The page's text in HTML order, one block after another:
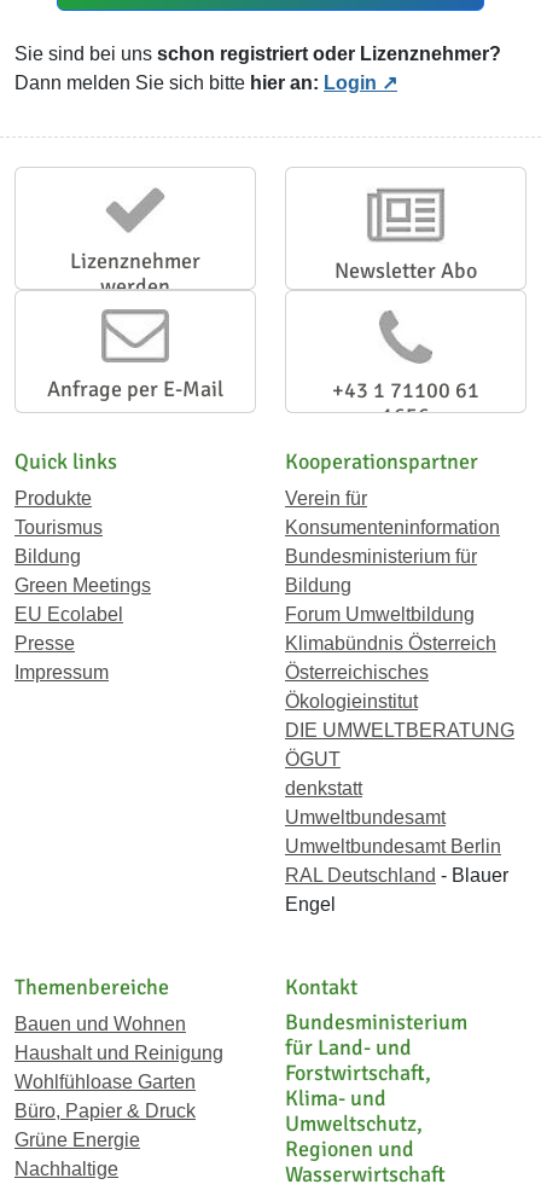
Sie sind bei uns schon registriert oder Lizenznehmer?
Dann melden Sie sich bitte hier an: Login
Lizenznehmer
werden
Newsletter Abo
Anfrage per E-Mail
+43 1 71100 61
1656
Quick links
Produkte
Tourismus
Bildung
Green Meetings
EU Ecolabel
Presse
Impressum
Kooperationspartner
Verein für
Konsumenteninformation
Bundesministerium für
Bildung
Forum Umweltbildung
Klimabündnis Österreich
Österreichisches
Ökologieinstitut
DIE UMWELTBERATUNG
ÖGUT
denkstatt
Umweltbundesamt
Umweltbundesamt Berlin
RAL Deutschland - Blauer
Engel
Themenbereiche
Bauen und Wohnen
Haushalt und Reinigung
Wohlfühloase Garten
Büro, Papier & Druck
Grüne Energie
Nachhaltige
Kontakt
Bundesministerium
für Land- und
Forstwirtschaft,
Klima- und
Umweltschutz,
Regionen und
Wasserwirtschaft